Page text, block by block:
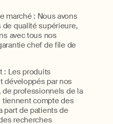
marché : Nous avons
qualité supérieure,
avec tous nos
chef de file de
: Les produits
développés par nos
professionnels de la
tiennent compte des
part de patients de
recherches